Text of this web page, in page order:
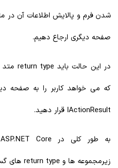
صفحه دیگری ارجاع دهیم.
که می خواهد کاربر را به صفحه
IActionResult قرار دهید.
زیرمجموعه ها و return type های گسترده ای دارد.